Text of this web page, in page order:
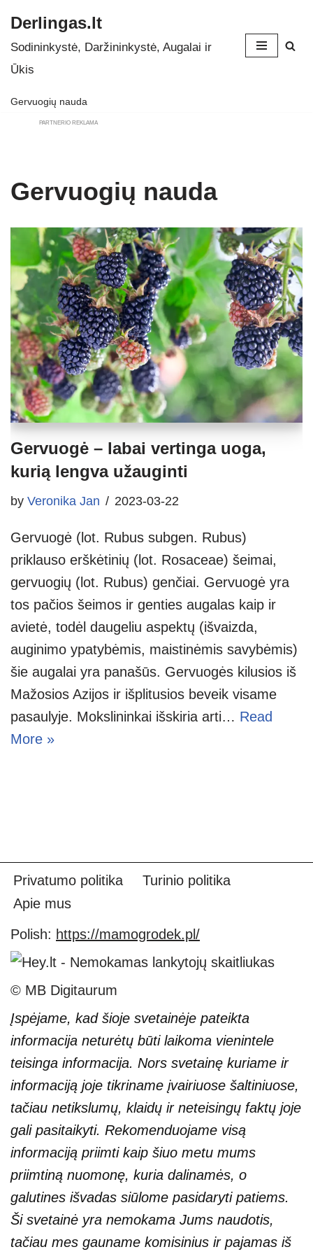
Skip
to
Derlingas.lt
Sodininkystė, Daržininkystė, Augalai ir
Ūkis
Gervuogių nauda
PARTNERIO REKLAMA
Gervuogių nauda
Gervuogė – labai vertinga uoga,
kurią lengva užauginti
by Veronika Jan 2023-03-22
Gervuogė (lot. Rubus subgen. Rubus)
priklauso erškėtinių (lot. Rosaceae) šeimai,
gervuogių (lot. Rubus) genčiai. Gervuogė yra
tos pačios šeimos ir genties augalas kaip ir
avietė, todėl daugeliu aspektų (išvaizda,
auginimo ypatybėmis, maistinėmis savybėmis)
šie augalai yra panašūs. Gervuogės kilusios iš
Mažosios Azijos ir išplitusios beveik visame
pasaulyje. Mokslininkai išskiria arti… Read
More »
Privatumo politika
Turinio politika
Apie mus
Polish: https://mamogrodek.pl/
© MB Digitaurum
Įspėjame, kad šioje svetainėje pateikta
informacija neturėtų būti laikoma vienintele
teisinga informacija. Nors svetainę kuriame ir
informaciją joje tikriname įvairiuose šaltiniuose,
tačiau netikslumų, klaidų ir neteisingų faktų joje
gali pasitaikyti. Rekomenduojame visą
informaciją priimti kaip šiuo metu mums
priimtiną nuomonę, kuria dalinamės, o
galutines išvadas siūlome pasidaryti patiems.
Ši svetainė yra nemokama Jums naudotis,
tačiau mes gauname komisinius ir pajamas iš